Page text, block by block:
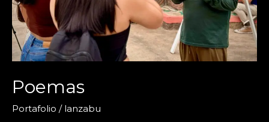
Poemas
Portafolio / lanzabu